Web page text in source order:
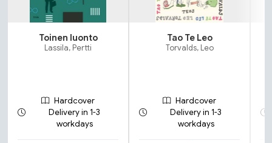
Toinen luonto
Lassila, Pertti
Hardcover
Delivery in 1-3
workdays
Tao Te Leo
Torvalds, Leo
Hardcover
Delivery in 1-3
workdays